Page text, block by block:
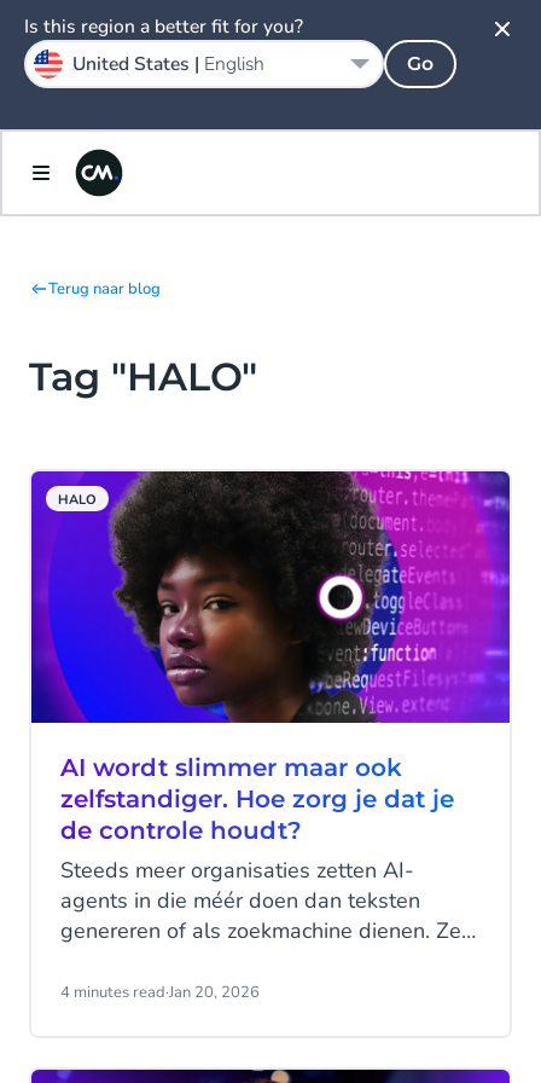
Terug naar blog
Tag "HALO"
HALO
AI wordt slimmer maar ook
zelfstandiger. Hoe zorg je dat je
de controle houdt?
Steeds meer organisaties zetten AI-
agents in die méér doen dan teksten
genereren of als zoekmachine dienen. Ze
systemen aan, starten processen op de
4 minutes read·Jan 20, 2026
Is this region a better fit for you?
United States | English Go